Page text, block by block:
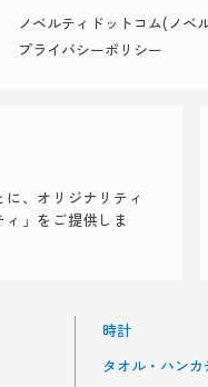
ノベルティドットコム(ノベ
プライバシーポリシー
、オリジナリティ
」をご提供しま
時計
タオル・ハンカ